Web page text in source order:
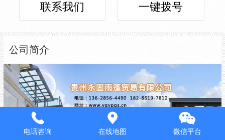
联系我们 一键拨号
公司简介
电话咨询 在线地图 微信平台